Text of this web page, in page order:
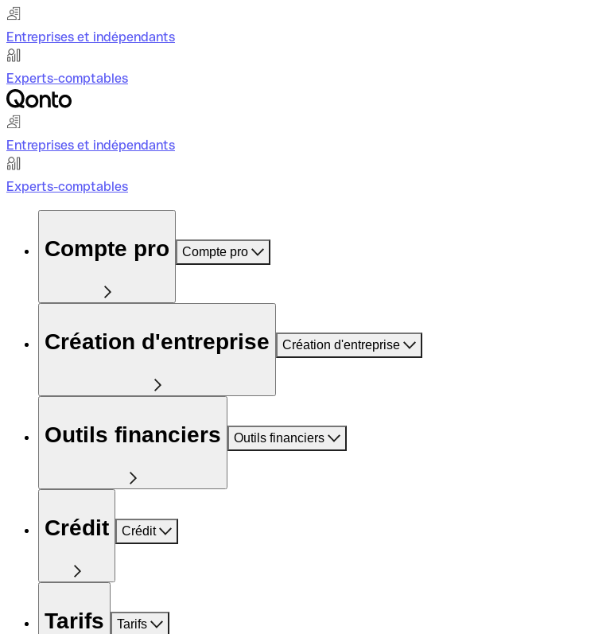
Entreprises et indépendants
Experts-comptables
Entreprises et indépendants
Experts-comptables
Compte pro Compte pro
Création d'entreprise Création d'entreprise
Outils financiers Outils financiers
Crédit Crédit
Tarifs Tarifs